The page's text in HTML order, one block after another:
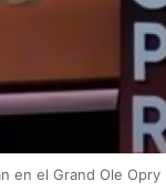
en el Grand Ole Opry |